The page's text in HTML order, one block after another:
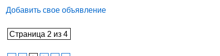
Добавить свое объявление
Страница 2 из 4